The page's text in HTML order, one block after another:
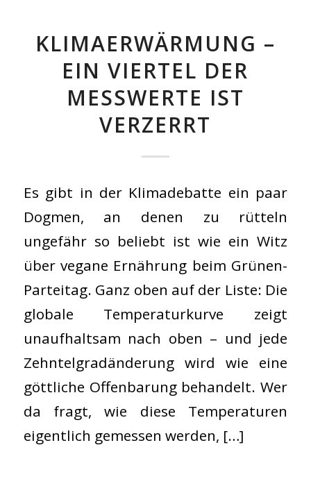
KLIMAERWÄRMUNG –
EIN VIERTEL DER
MESSWERTE IST
VERZERRT
Es gibt in der Klimadebatte ein paar
Dogmen, an denen zu rütteln
ungefähr so beliebt ist wie ein Witz
über vegane Ernährung beim Grünen-
Parteitag. Ganz oben auf der Liste: Die
globale Temperaturkurve zeigt
unaufhaltsam nach oben – und jede
Zehntelgradänderung wird wie eine
göttliche Offenbarung behandelt. Wer
da fragt, wie diese Temperaturen
eigentlich gemessen werden, […]